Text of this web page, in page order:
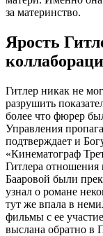
за материнство.
Ярость
Гитлер никак не
разрушить
более что фюрер
Управления
подтверждает и
«Кинематограф
Гитлера
Бааровой были
узнал о романе
тут же впала в
фильмы с ее
выслана обратно в